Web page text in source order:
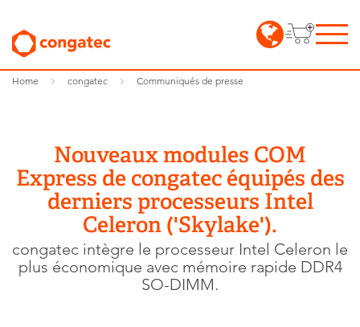
Home congatec Communiqués de presse
Nouveaux modules COM
Express de congatec équipés des
derniers processeurs Intel
Celeron ('Skylake').
congatec intègre le processeur Intel Celeron le
plus économique avec mémoire rapide DDR4
SO-DIMM.